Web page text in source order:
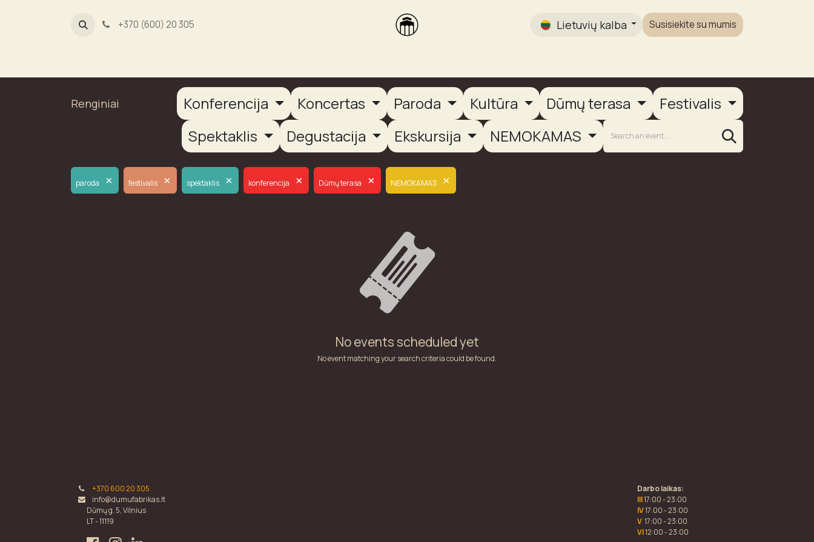
+370 (600) 20 305 Lietuvių kalba Susisiekite su mumis
Renginiai Konferencija Koncertas Paroda Kultūra Dūmų terasa
Festivalis
Spektaklis
Degustacija Ekskursija NEMOKAMAS
paroda × festivalis × spektaklis × konferencija × Dūmų terasa × NEMOKAMAS ×
No events scheduled yet
No event matching your search criteria could be found.
+370 600 20 305
info@dumufabrikas.lt
Dūmų g. 5, Vilnius
LT - 11119
Darbo laikas:
III17:00 - 23:00
IV17:00 - 23:00
V 17:00 - 23:00
VI12:00 - 23:00